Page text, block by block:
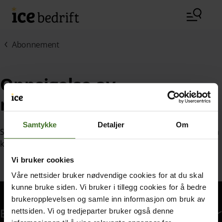
Samtykke Detaljer Om
Vi bruker cookies
Våre nettsider bruker nødvendige cookies for at du skal
kunne bruke siden. Vi bruker i tillegg cookies for å bedre
brukeropplevelsen og samle inn informasjon om bruk av
nettsiden. Vi og tredjeparter bruker også denne
Hopp til hovedinnhold (Trykk Enter)
Abonnement
Oppsigelse av
mobiltelefoni
Som privatkunde kan du si opp mobilabonnement ved å ta
kontakt med Kundeservice på telefon 21 00 00 00.
Bedriftsabonnement